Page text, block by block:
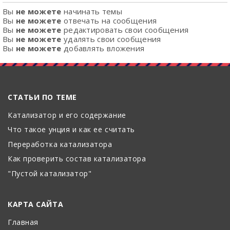
Вы не можете начинать темы
Вы не можете отвечать на сообщения
Вы не можете редактировать свои сообщения
Вы не можете удалять свои сообщения
Вы не можете добавлять вложения
СТАТЬИ ПО ТЕМЕ
Катализатор и его содержание
Что такое унция и как ее считать
Переработка катализатора
Как проверить состав катализатора
"Пустой катализатор"
КАРТА САЙТА
Главная